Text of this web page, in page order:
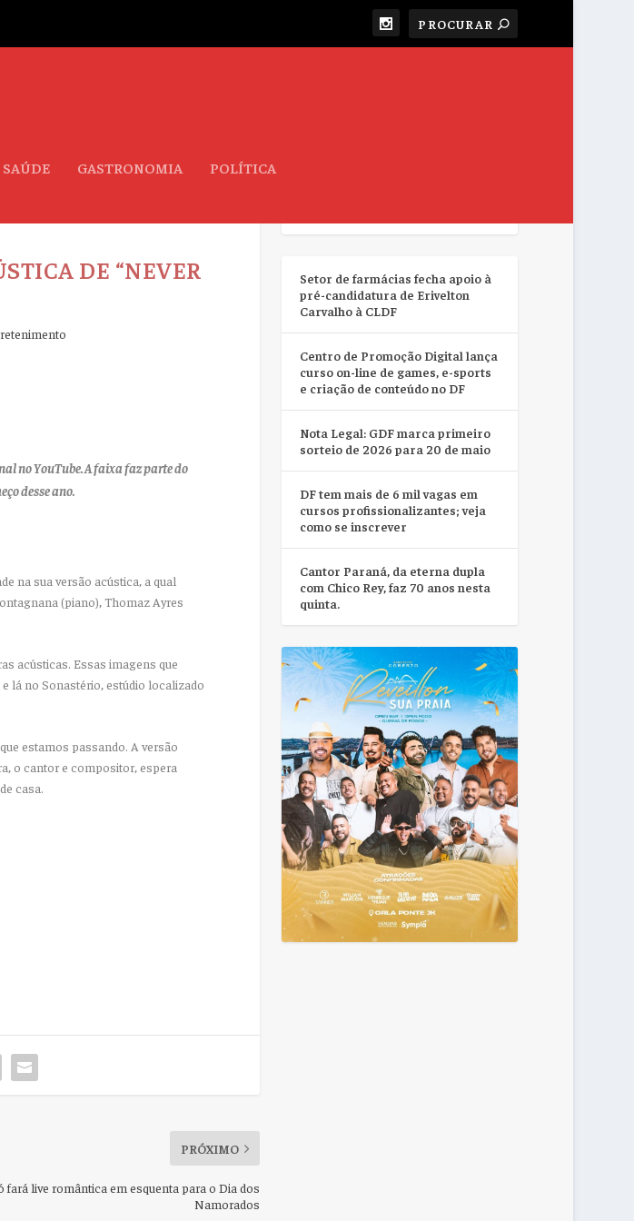
SAÚDE GASTRONOMIA POLÍTICA
DE “NEVER
no YouTube. A faixa faz parte do
desse ano.
na sua versão acústica, a qual
(piano), Thomaz Ayres
acústicas. Essas imagens que
lá no Sonastério, estúdio localizado
estamos passando. A versão
o cantor e compositor, espera
casa.
PRÓXIMO
fará live romântica em esquenta para o Dia dos
Namorados
Setor de farmácias fecha apoio à
pré-candidatura de Erivelton
Carvalho à CLDF
Centro de Promoção Digital lança
curso on-line de games, e-sports
e criação de conteúdo no DF
Nota Legal: GDF marca primeiro
sorteio de 2026 para 20 de maio
DF tem mais de 6 mil vagas em
cursos profissionalizantes; veja
como se inscrever
Cantor Paraná, da eterna dupla
com Chico Rey, faz 70 anos nesta
quinta.